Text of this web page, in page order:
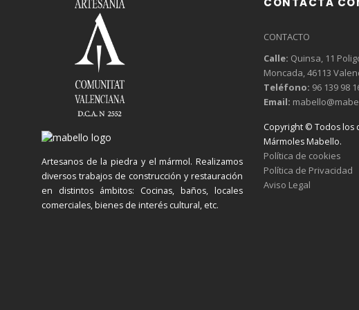
Artesanos de la piedra y el mármol. Realizamos
diversos trabajos de construcción y restauración
en distintos ámbitos: Cocinas, baños, locales
comerciales, bienes de interés cultural, etc.
CONTACTO
Calle: Quinsa, 11
Moncada, 46113
Teléfono: 96 139 98
Email:
Copyright © Todos los
Mármoles Mabello.
Política de cookies
Política de Privacidad
Aviso Legal